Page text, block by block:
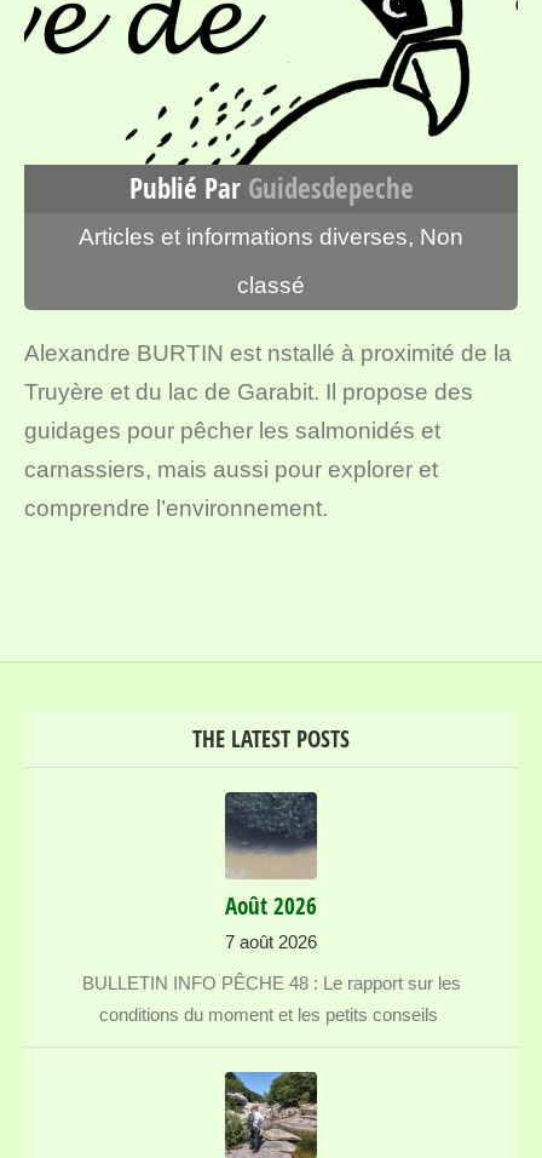
Publié Par Guidesdepeche
Articles et informations diverses, Non
classé
Alexandre BURTIN est nstallé à proximité de la
Truyère et du lac de Garabit. Il propose des
guidages pour pêcher les salmonidés et
carnassiers, mais aussi pour explorer et
comprendre l’environnement.
THE LATEST POSTS
Août 2026
7 août 2026
BULLETIN INFO PÊCHE 48 : Le rapport sur les
conditions du moment et les petits conseils